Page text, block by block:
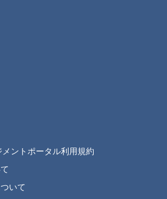
ントポータル利用規約
いて